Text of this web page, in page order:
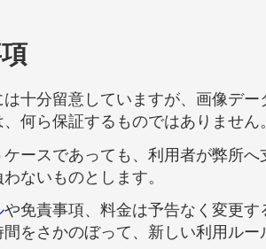
十分留意していますが、画像デ
何ら保証するものではありません。
ースであっても、利用者が弊所
ないものとします。
や免責事項、料金は予告なく変更す
をさかのぼって、新しい利用ル